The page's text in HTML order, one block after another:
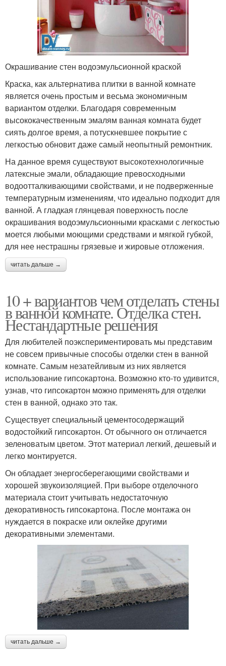
Окрашивание стен водоэмульсионной краской
Краска, как альтернатива плитки в ванной комнате
является очень простым и весьма экономичным
вариантом отделки. Благодаря современным
высококачественным эмалям ванная комната будет
сиять долгое время, а потускневшее покрытие с
легкостью обновит даже самый неопытный ремонтник.
На данное время существуют высокотехнологичные
латексные эмали, обладающие превосходными
водоотталкивающими свойствами, и не подверженные
температурным изменениям, что идеально подходит для
ванной. А гладкая глянцевая поверхность после
окрашивания водоэмульсионными красками с легкостью
моется любыми моющими средствами и мягкой губкой,
для нее нестрашны грязевые и жировые отложения.
читать дальше →
10 + вариантов чем отделать стены
в ванной комнате. Отделка стен.
Нестандартные решения
Для любителей поэкспериментировать мы представим
не совсем привычные способы отделки стен в ванной
комнате. Самым незатейливым из них является
использование гипсокартона. Возможно кто-то удивится,
узнав, что гипсокартон можно применять для отделки
стен в ванной, однако это так.
Существует специальный цементосодержащий
водостойкий гипсокартон. От обычного он отличается
зеленоватым цветом. Этот материал легкий, дешевый и
легко монтируется.
Он обладает энергосберегающими свойствами и
хорошей звукоизоляцией. При выборе отделочного
материала стоит учитывать недостаточную
декоративность гипсокартона. После монтажа он
нуждается в покраске или оклейке другими
декоративными элементами.
читать дальше →